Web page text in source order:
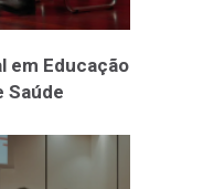
em Educação
Saúde